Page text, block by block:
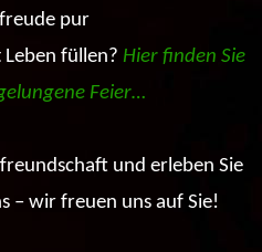
pur
füllen? Hier finden Sie
Feier…
und erleben Sie
– wir freuen uns auf Sie!